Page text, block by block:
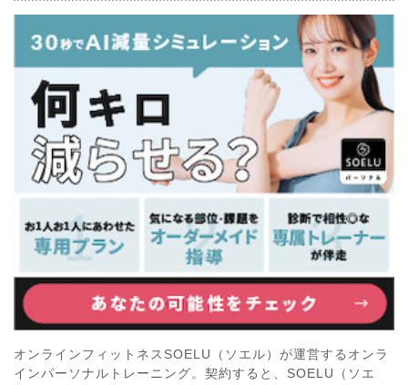
オンラインフィットネスSOELU（ソエル）が運営するオンラ
インパーソナルトレーニング。契約すると、SOELU（ソエ